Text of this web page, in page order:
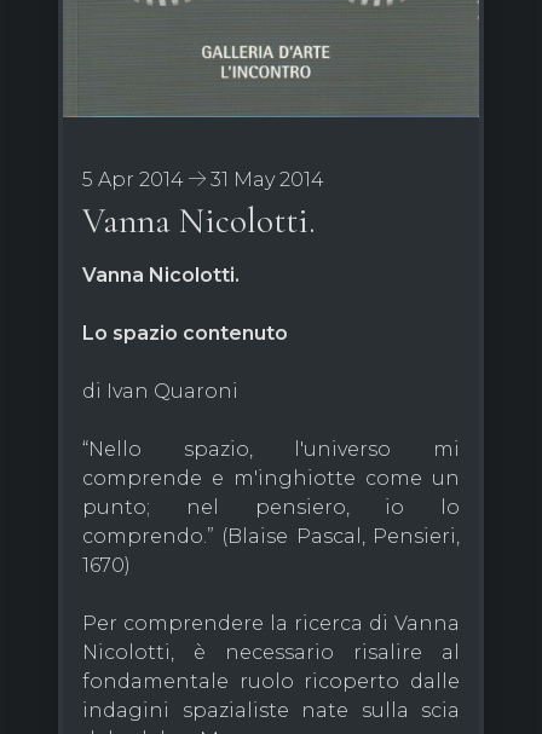
5 Apr 2014 31 May 2014
Vanna Nicolotti.
Vanna Nicolotti.
Lo spazio contenuto
di Ivan Quaroni
“Nello spazio, l'universo mi
comprende e m'inghiotte come un
punto; nel pensiero, io lo
comprendo.” (Blaise Pascal, Pensieri,
1670)
Per comprendere la ricerca di Vanna
Nicolotti, è necessario risalire al
fondamentale ruolo ricoperto dalle
indagini spazialiste nate sulla scia